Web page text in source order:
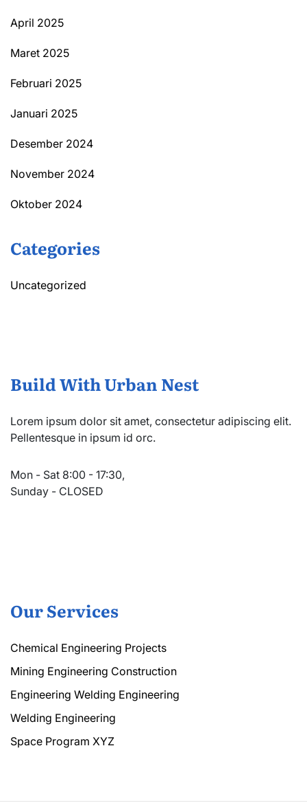
April 2025
Maret 2025
Februari 2025
Januari 2025
Desember 2024
November 2024
Oktober 2024
Categories
Uncategorized
Build With Urban Nest
Lorem ipsum dolor sit amet, consectetur adipiscing elit.
Pellentesque in ipsum id orc.
Mon - Sat 8:00 - 17:30,
Sunday - CLOSED
Our Services
Chemical Engineering Projects
Mining Engineering Construction
Engineering Welding Engineering
Welding Engineering
Space Program XYZ